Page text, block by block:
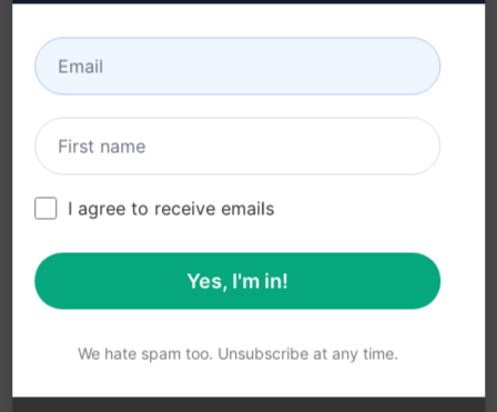
Bespaart tijd en moeite bij het schrijven van
uitgebreide blogartikelen
SEO-vriendelijke inhoud
boeiende en goed geoptimaliseerde teksten
Statistieken
1,112 0 738
I agree to receive emails
Yes, I'm in!
We hate spam too. Unsubscribe at any time.